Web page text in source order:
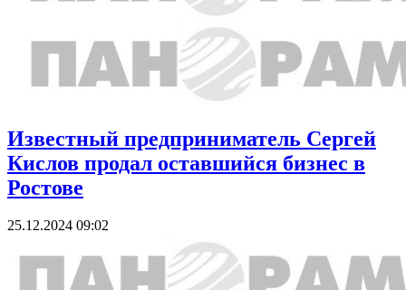
Известный предприниматель Сергей
Кислов продал оставшийся бизнес в
Ростове
25.12.2024 09:02